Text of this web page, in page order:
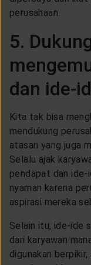
perusahaan.
5.
dan ide-
Kita tak bisa
mendukung
atasan yang juga
Selalu ajak
pendapat dan ide-
nyaman karena
aspirasi mereka
Selain itu, ide-ide
dari karyawan
digunakan